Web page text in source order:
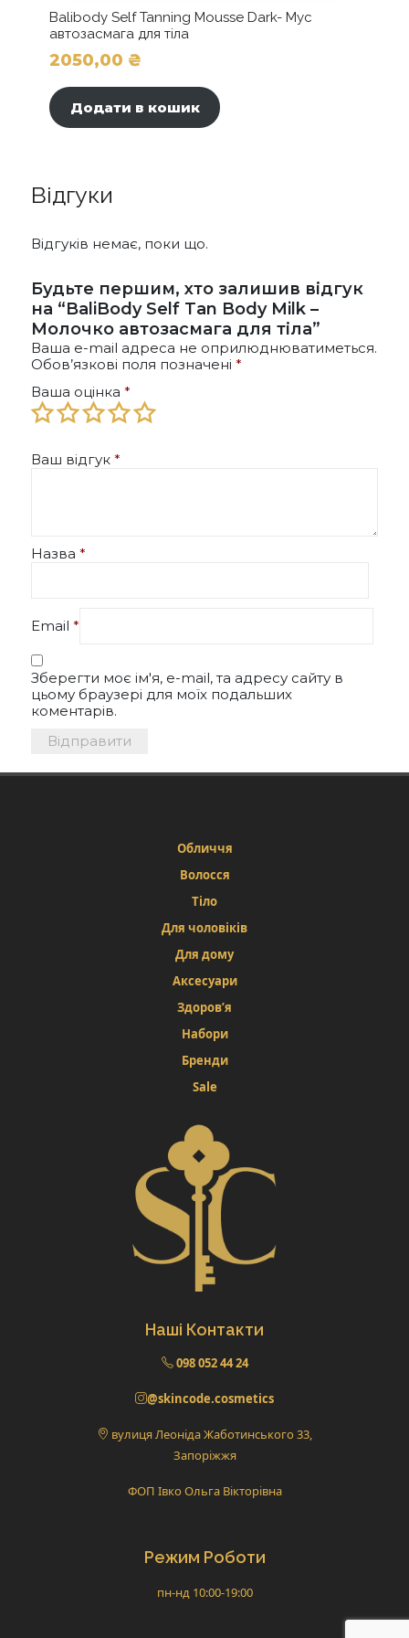
Balibody Self Tanning Mousse Dark- Мус
автозасмага для тіла
2050,00 ₴
Додати в кошик
Відгуки
Відгуків немає, поки що.
Будьте першим, хто залишив відгук
на “BaliBody Self Tan Body Milk –
Молочко автозасмага для тіла”
Ваша e-mail адреса не оприлюднюватиметься.
Обов’язкові поля позначені *
Ваша оцінка *
Ваш відгук *
Назва *
Email *
Зберегти моє ім'я, e-mail, та адресу сайту в
цьому браузері для моїх подальших
коментарів.
Обличчя
Волосся
Тіло
Для чоловіків
Для дому
Аксесуари
Здоров’я
Набори
Бренди
Sale
Наші Контакти
098 052 44 24
@skincode.cosmetics
вулиця Леоніда Жаботинського 33,
Запоріжжя
ФОП Івко Ольга Вікторівна
Режим Роботи
пн-нд 10:00-19:00